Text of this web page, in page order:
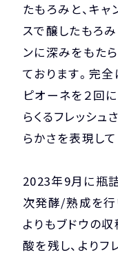
たもろみと、キ
スで醸したもろみ
ンに深みをもた
ております。完
ピオーネを２回
らくるフレッシ
らかさを表現して
2023年9月に瓶
次発酵/熟成を行
よりもブドウの
酸を残し、より